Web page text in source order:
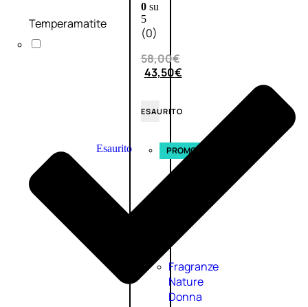
0su
5
(0)
58,00€
43,50€
ESAURITO
Esaurito PROMO
Fragranze
Nature
Donna
Temperamatite